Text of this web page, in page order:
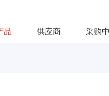
品 供应商 采购